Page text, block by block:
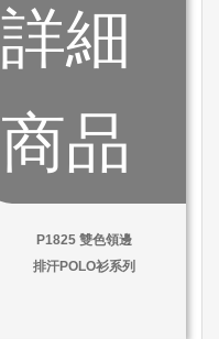
詳細
商品
P1825 雙色領邊
排汗POLO衫系列